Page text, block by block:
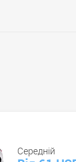
Середній